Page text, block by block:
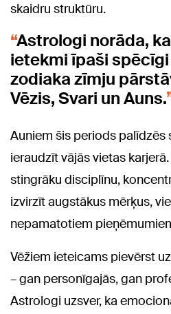
skaidru struktūru.
Astrologi norāda,
ietekmi īpaši
zodiaka zīmju
Vēzis, Svari un Auns.
Auniem šis periods
ieraudzīt vājās vietas
stingrāku disciplīnu,
izvirzīt augstākus mērķus,
nepamatotiem
Vēžiem ieteicams pievērst
– gan personīgajās, gan
Astrologi uzsver, ka